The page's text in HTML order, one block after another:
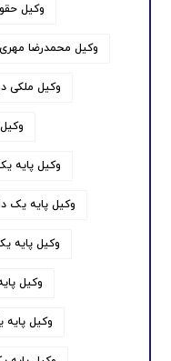
وکیل
وکیل محمدرضا مهری
وکیل ملکی
وکیل پایه
وکیل پایه یک
وکیل پایه
وکیل
وکیل